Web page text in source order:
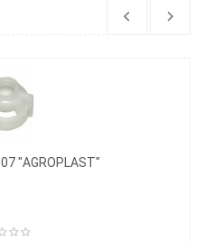
"AGROPLAST"